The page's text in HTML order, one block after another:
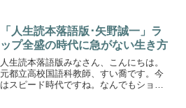
ものかと興味をもったからです。激しい
映画でした。テーマは...
「人生読本落語版･矢野誠一」ラ
ップ全盛の時代に急がない生き方
人生読本落語版みなさん、こんにちは。
元都立高校国語科教師、すい喬です。今
はスピード時代ですね。なんでもショー